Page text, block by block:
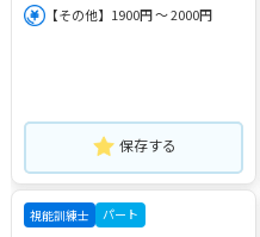
【その他】1900円 ～ 2000円
保存する
視能訓練士 パート